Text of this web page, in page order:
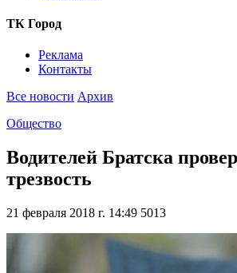
ТК Город
Реклама
Контакты
Все новости Архив
Общество
Водителей Братска
трезвость
21 февраля 2018 г. 14:49 5013